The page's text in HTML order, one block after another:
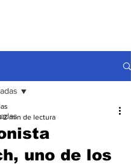
uno de los
2 min de lectura